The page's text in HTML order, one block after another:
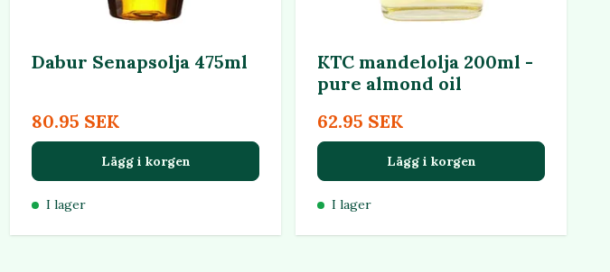
Dabur Senapsolja 475ml
80.95 SEK
Lägg i korgen
I lager
KTC mandelolja 200ml -
pure almond oil
62.95 SEK
Lägg i korgen
I lager